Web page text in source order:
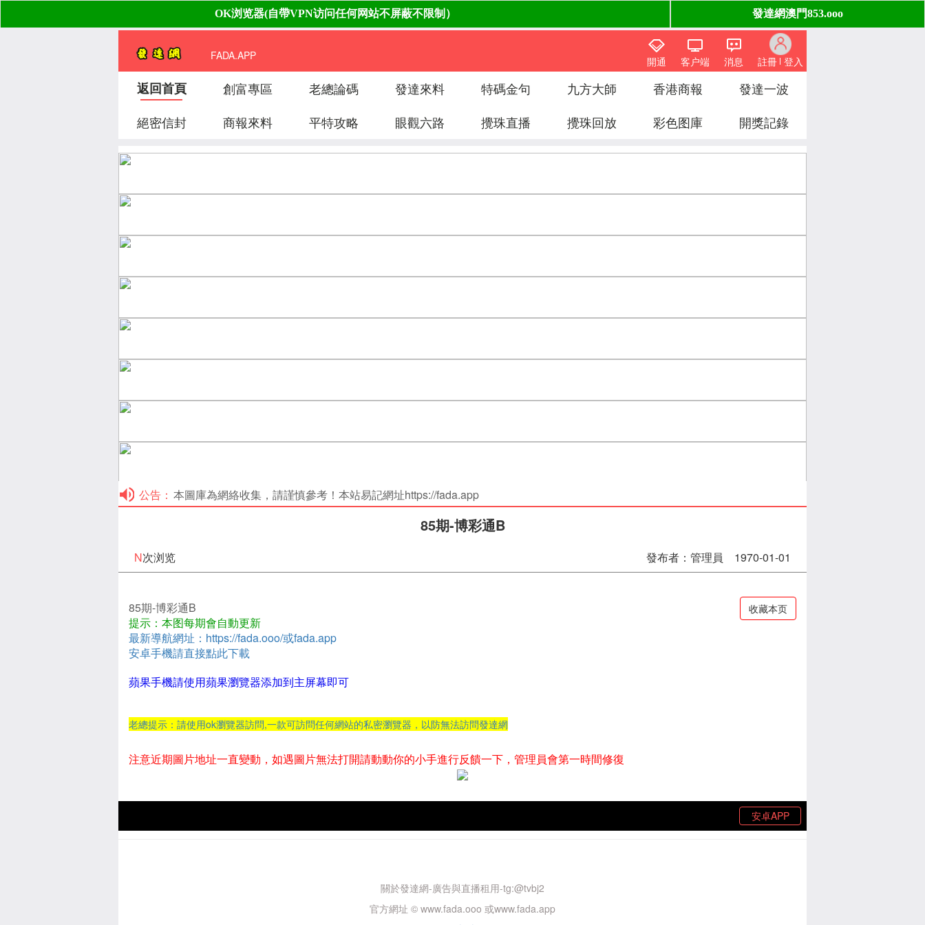
FADA.APP 註冊 登入
消息
客户端
開通
返回首頁 創富專區 老總論碼 發達來料 特碼金句 九方大師 香港商報
發達一波
絕密信封
商報來料 平特攻略 眼觀六路 攪珠直播 攪珠回放 彩色图庫 開獎記錄
公告： 本圖庫為網絡收集，請謹慎參考！本站易記網址https://fada.app
85期-博彩通B
N次浏览 發布者：管理員 1970-01-01
85期-博彩通B 收藏本页
提示：本图每期會自動更新
最新導航網址：https://fada.ooo/或fada.app
安卓手機請直接點此下載
蘋果手機請使用蘋果瀏覽器添加到主屏幕即可
老總提示：請使用ok瀏覽器訪問,一款可訪問任何網站的私密瀏覽器，以防無法訪問發達網
注意近期圖片地址一直變動，如遇圖片無法打開請動動你的小手進行反饋一下，管理員會第一時間修復
安卓APP
關於發達網-廣告與直播租用-tg:@tvbj2
官方網址 © www.fada.ooo 或www.fada.app